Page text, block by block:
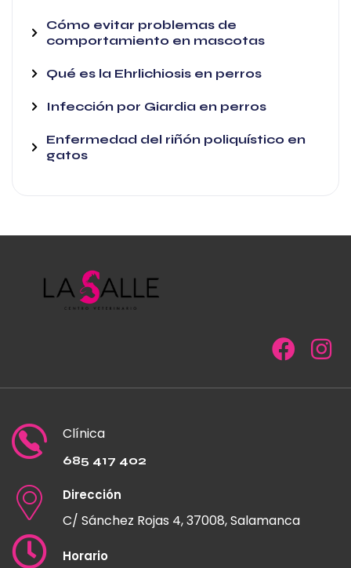
Cómo evitar problemas de
comportamiento en mascotas
Qué es la Ehrlichiosis en perros
Infección por Giardia en perros
Enfermedad del riñón poliquístico en
gatos
Clínica
685 417 402
Dirección
C/ Sánchez Rojas 4, 37008, Salamanca
Horario